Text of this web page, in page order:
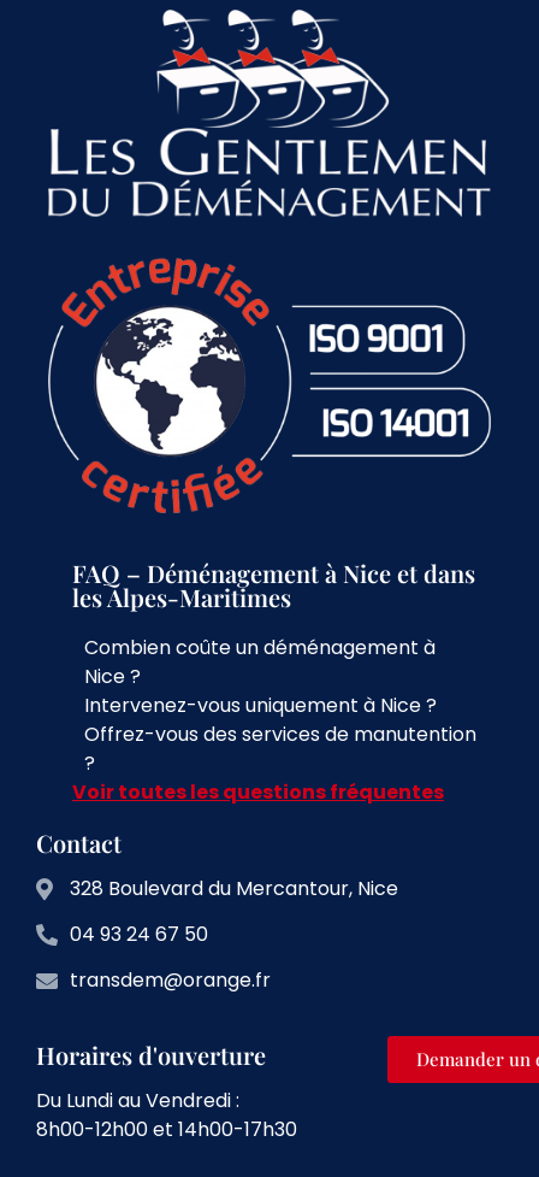
FAQ – Déménagement à Nice et dans
les Alpes-Maritimes
Combien coûte un déménagement à
Nice ?
Intervenez-vous uniquement à Nice ?
Offrez-vous des services de manutention
?
Voir toutes les questions fréquentes
Contact
328 Boulevard du Mercantour, Nice
04 93 24 67 50
transdem@orange.fr
Horaires d'ouverture
Du Lundi au Vendredi :
8h00-12h00 et 14h00-17h30
Demander un